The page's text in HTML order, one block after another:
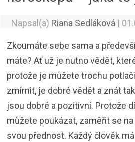
Napsal(a) Riana Sedláková |
Zkoumáte sebe sama a
máte? Ať už je nutno vědět,
protože je můžete trochu
zmírnit, je dobré vědět a znát
jsou dobré a pozitivní. Protože
můžete poukázat, zaměřit se
svou přednost. Každý člověk